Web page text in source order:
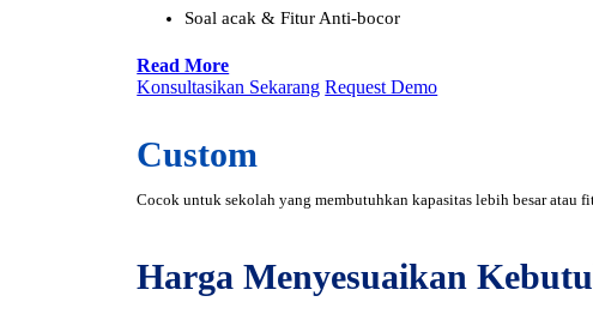
Soal acak & Fitur Anti-bocor
Read More
Konsultasikan Sekarang Request Demo
Custom
Cocok untuk sekolah yang membutuhkan kapasitas lebih besar atau
Harga Menyesuaikan